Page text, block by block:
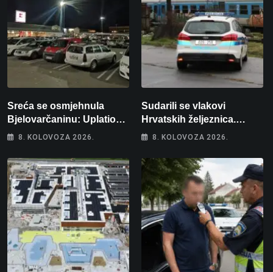
Sreća se osmjehnula
Bjelovarčaninu: Uplatio
samo 4 eura, a osvojio
8. KOLOVOZA 2026.
Sudarili se vlakovi
Hrvatskih željeznica.
Šestero osoba teško
intenzivnoj
8. KOLOVOZA 2026.